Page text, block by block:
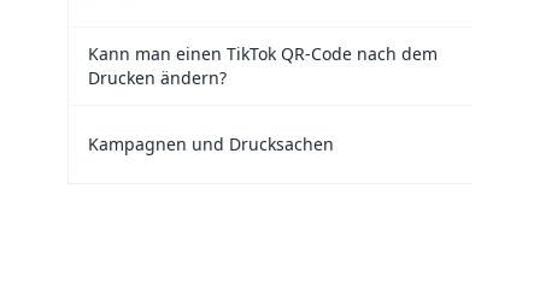
Kann man einen TikTok QR-Code nach dem
Drucken ändern?
Kampagnen und Drucksachen